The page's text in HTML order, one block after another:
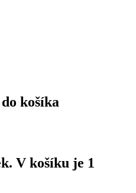
košíka
V košíku je 1